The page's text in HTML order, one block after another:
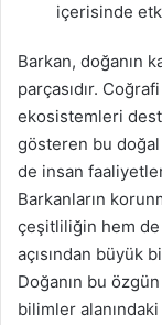
içerisinde
Barkan, doğanın
parçasıdır.
ekosistemleri
gösteren bu
de insan
Barkanların
çeşitliliğin hem
açısından büyük
Doğanın bu özgün
bilimler alanındaki